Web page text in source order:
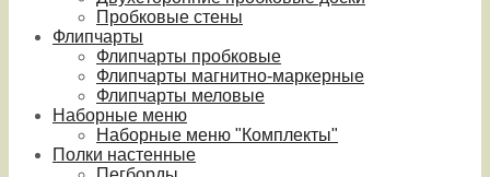
Пробковые стены
Флипчарты
Флипчарты пробковые
Флипчарты магнитно-маркерные
Флипчарты меловые
Наборные меню
Наборные меню "Комплекты"
Полки настенные